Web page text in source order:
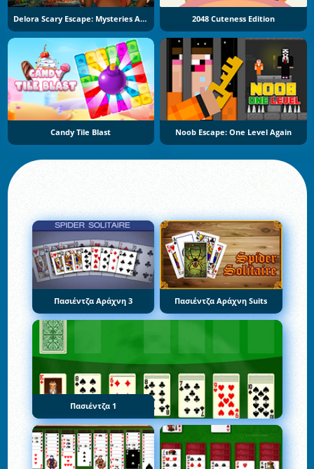
Delora Scary Escape: Mysteries Adventure 2048 Cuteness Edition
Candy Tile Blast Noob Escape: One Level Again
Πασιέντζα Αράχνη 3 Πασιέντζα Αράχνη Suits
Πασιέντζα 1